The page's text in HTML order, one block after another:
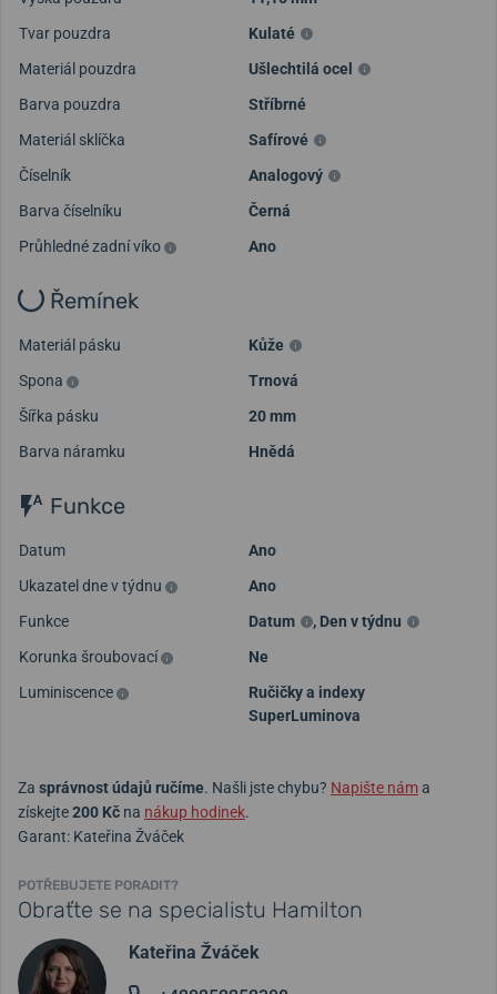
Tvar pouzdra
Kulaté
Materiál pouzdra
Ušlechtilá ocel
Barva pouzdra
Stříbrné
Materiál sklíčka
Safírové
Číselník
Analogový
Barva číselníku
Černá
Průhledné zadní víko
Ano
Řemínek
Materiál pásku
Kůže
Spona
Trnová
Šířka pásku
20 mm
Barva náramku
Hnědá
Funkce
Datum
Ano
Ukazatel dne v týdnu
Ano
Funkce
Datum , Den v týdnu
Korunka šroubovací
Ne
Luminiscence
Ručičky a indexy
SuperLuminova
Za správnost údajů ručíme. Našli jste chybu? Napište náma
získejte200 Kč na nákup hodinek.
Garant: Kateřina Žváček
POTŘEBUJETE PORADIT?
Obraťte se na specialistu Hamilton
Kateřina Žváček